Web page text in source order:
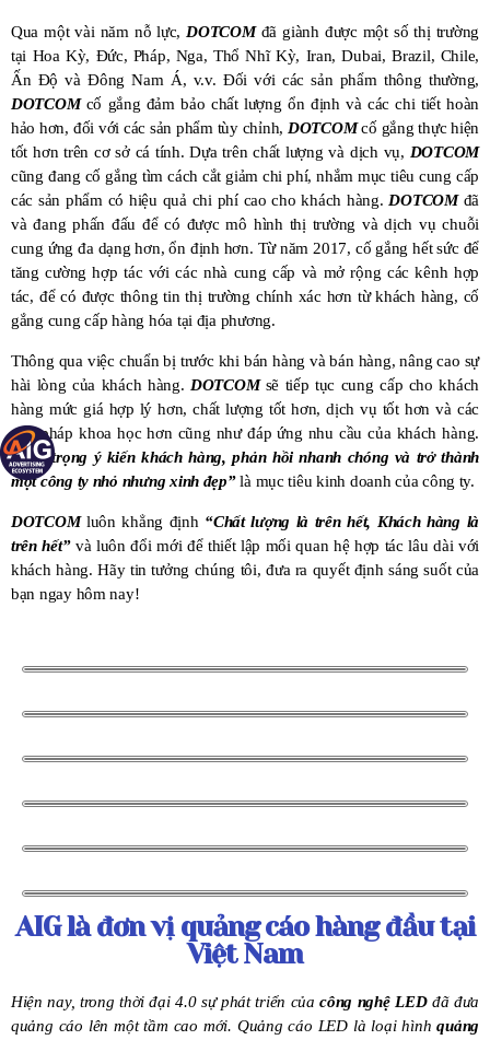
Qua một vài năm nỗ lực,DOTCOMđã giành được một số thị trường
tại Hoa Kỳ, Đức, Pháp, Nga, Thổ Nhĩ Kỳ, Iran, Dubai, Brazil, Chile,
Ấn Độ và Đông Nam Á, v.v. Đối với các sản phẩm thông thường,
DOTCOM cố gắng đảm bảo chất lượng ổn định và các chi tiết hoàn
hảo hơn, đối với các sản phẩm tùy chỉnh, DOTCOMcố gắng thực hiện
tốt hơn trên cơ sở cá tính. Dựa trên chất lượng và dịch vụ, DOTCOM
cũng đang cố gắng tìm cách cắt giảm chi phí, nhắm mục tiêu cung cấp
các sản phẩm có hiệu quả chi phí cao cho khách hàng.DOTCOMđã
và đang phấn đấu để có được mô hình thị trường và dịch vụ chuỗi
cung ứng đa dạng hơn, ổn định hơn. Từ năm 2017, cố gắng hết sức để
tăng cường hợp tác với các nhà cung cấp và mở rộng các kênh hợp
tác, để có được thông tin thị trường chính xác hơn từ khách hàng, cố
gắng cung cấp hàng hóa tại địa phương.
Thông qua việc chuẩn bị trước khi bán hàng và bán hàng, nâng cao sự
hài lòng của khách hàng. DOTCOMsẽ tiếp tục cung cấp cho khách
hàng mức giá hợp lý hơn, chất lượng tốt hơn, dịch vụ tốt hơn và các
giải pháp khoa học hơn cũng như đáp ứng nhu cầu của khách hàng.
“Tôn trọng ý kiến ​​khách hàng, phản hồi nhanh chóng và trở thành
một công ty nhỏ nhưng xinh đẹp”là mục tiêu kinh doanh của công ty.
DOTCOM luôn khẳng định “Chất lượng là trên hết, Khách hàng là
trên hết”và luôn đổi mới để thiết lập mối quan hệ hợp tác lâu dài với
khách hàng. Hãy tin tưởng chúng tôi, đưa ra quyết định sáng suốt của
bạn ngay hôm nay!
AIG là đơn vị quảng cáo hàng đầu tại
Việt Nam
Hiện nay, trong thời đại 4.0 sự phát triển củacông nghệ LED đã đưa
quảng cáo lên một tầm cao mới. Quảng cáo LED là loại hìnhquảng